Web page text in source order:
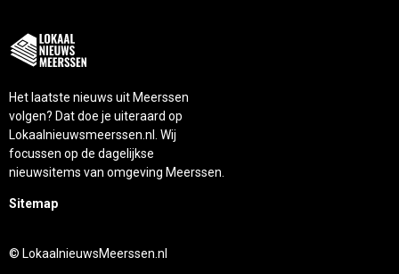
Het laatste nieuws uit Meerssen
volgen? Dat doe je uiteraard op
Lokaalnieuwsmeerssen.nl. Wij
focussen op de dagelijkse
nieuwsitems van omgeving Meerssen.
Sitemap
© LokaalnieuwsMeerssen.nl